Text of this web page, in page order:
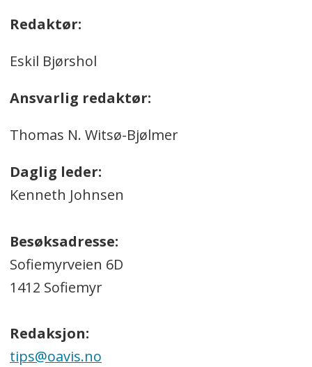
Redaktør:
Eskil Bjørshol
Ansvarlig redaktør:
Thomas N. Witsø-Bjølmer
Daglig leder:
Kenneth Johnsen
Besøksadresse:
Sofiemyrveien 6D
1412 Sofiemyr
Redaksjon:
tips@oavis.no